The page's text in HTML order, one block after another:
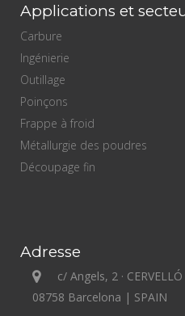
Applications et
Carbure
Ingénierie
Outillage
Poinçons
Frappe à froid
Métallurgie des poudres
Découpage fin
Adresse
c/ Angels, 2 · CERVELLÓ
08758 Barcelona | SPAIN